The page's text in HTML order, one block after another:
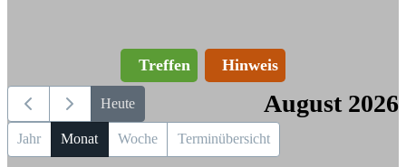
Treffen Hinweis
Heute August 2026
Jahr Monat Woche Terminübersicht